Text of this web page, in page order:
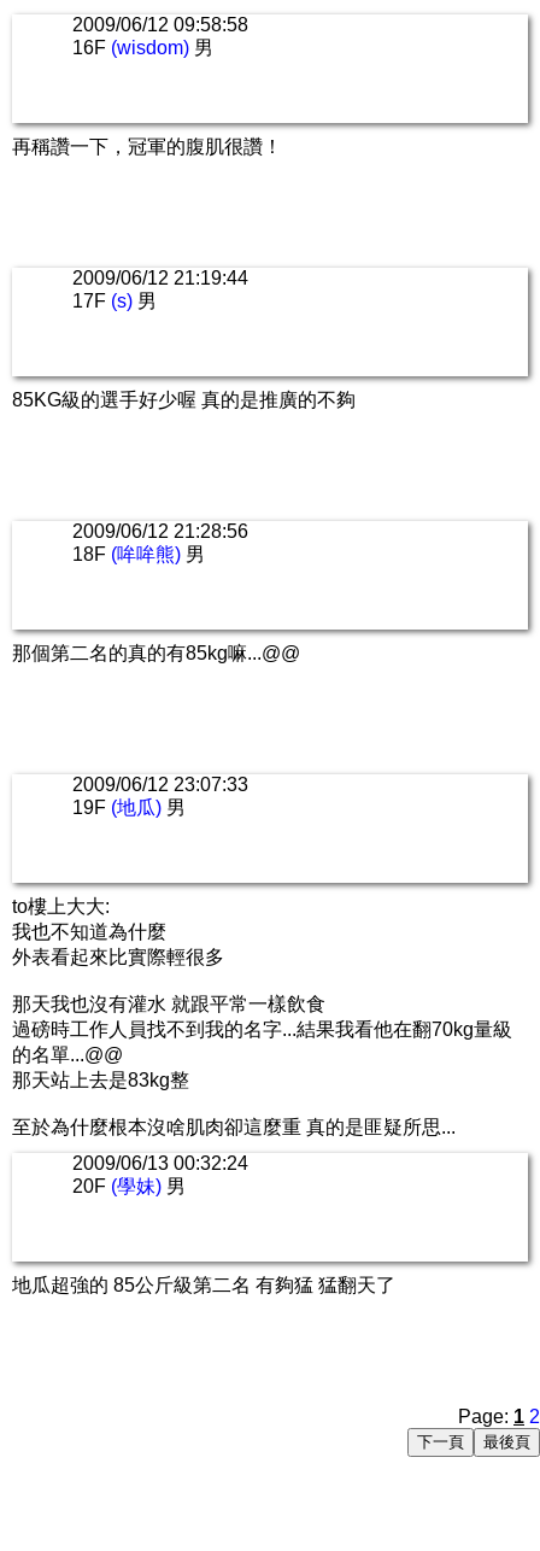
2009/06/12 09:58:58
16F (wisdom) 男
再稱讚一下，冠軍的腹肌很讚！
2009/06/12 21:19:44
17F (s) 男
85KG級的選手好少喔 真的是推廣的不夠
2009/06/12 21:28:56
18F (哞哞熊) 男
那個第二名的真的有85kg嘛...@@
2009/06/12 23:07:33
19F (地瓜) 男
to樓上大大:
我也不知道為什麼
外表看起來比實際輕很多
那天我也沒有灌水 就跟平常一樣飲食
過磅時工作人員找不到我的名字...結果我看他在翻70kg量級
的名單...@@
那天站上去是83kg整
至於為什麼根本沒啥肌肉卻這麼重 真的是匪疑所思...
2009/06/13 00:32:24
20F (學妹) 男
地瓜超強的 85公斤級第二名 有夠猛 猛翻天了
Page: 1 2